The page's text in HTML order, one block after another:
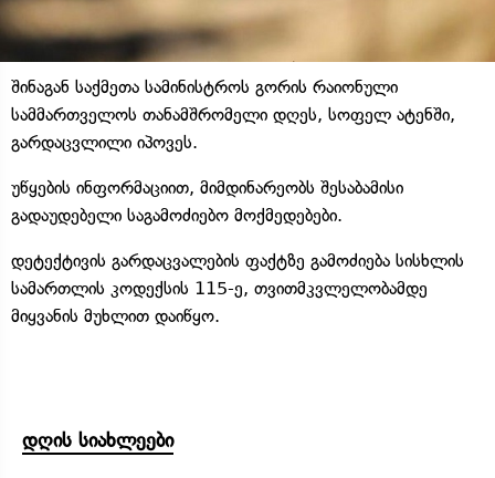
შინაგან საქმეთა სამინისტროს გორის რაიონული
სამმართველოს თანამშრომელი დღეს, სოფელ ატენში,
გარდაცვლილი იპოვეს.
უწყების ინფორმაციით, მიმდინარეობს შესაბამისი
გადაუდებელი საგამოძიებო მოქმედებები.
დეტექტივის გარდაცვალების ფაქტზე გამოძიება სისხლის
სამართლის კოდექსის 115-ე, თვითმკვლელობამდე
მიყვანის მუხლით დაიწყო.
დღის სიახლეები